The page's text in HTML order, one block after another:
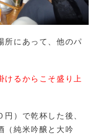
所にあって、他のパ
けるからこそ盛り上
）で乾杯した後、
（純米吟醸と大吟